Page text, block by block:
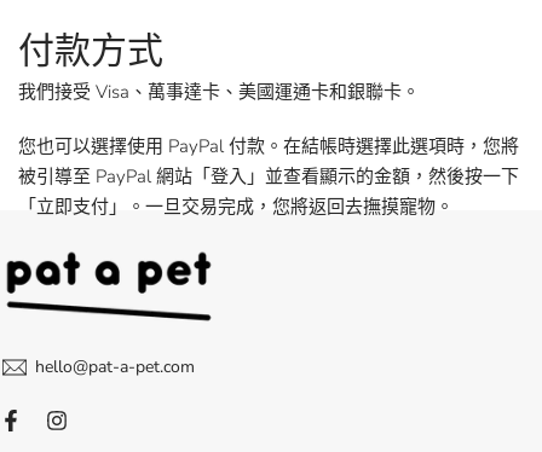
付款方式
我們接受 Visa、萬事達卡、美國運通卡和銀聯卡。
您也可以選擇使用 PayPal 付款。在結帳時選擇此選項時，您將
被引導至 PayPal 網站「登入」並查看顯示的金額，然後按一下
「立即支付」。一旦交易完成，您將返回去撫摸寵物。
hello@pat-a-pet.com